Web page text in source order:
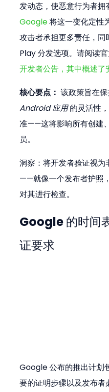
发动态，使恶意行为者拥
Google 将这一变化定性
攻击者承担更多责任，
Play 分发选项。请阅读
开发者公告，其中概述
核心要点： 该政策旨在
Android 应用 的灵活性
准——这将影响所有创建
员。
洞察：将开发者验证视
——就像一个发布者护照
对其进行检查。
Google 的时间
证要求
Google 公布的推出计划
要的证明步骤以及发布